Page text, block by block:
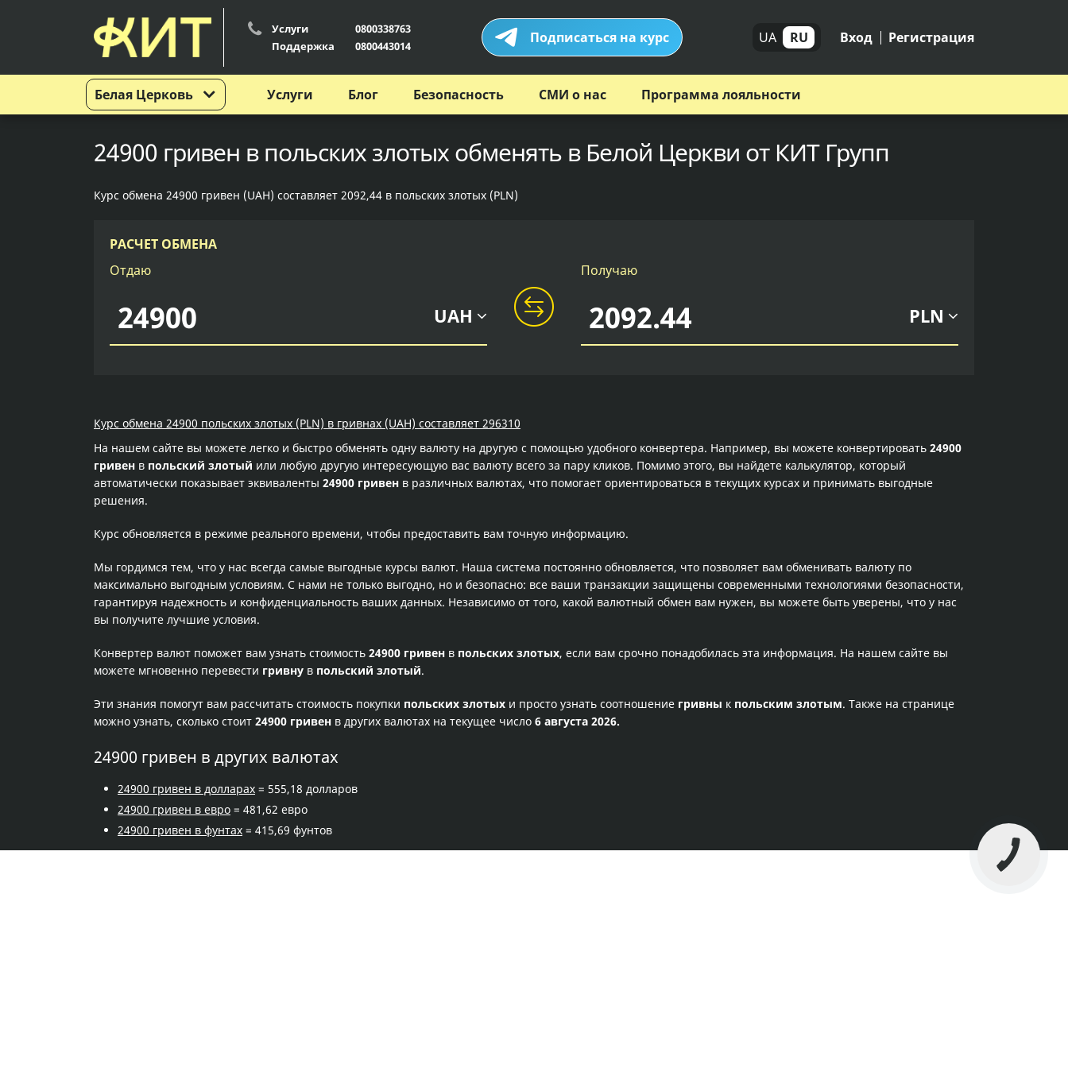
Белая Церковь
Услуги
0800338763
Поддержка
0800443014 Подписаться на курс UA RU Вход Регистрация
Услуги Блог Безопасность СМИ о нас Программа лояльности
24900 гривен в польских злотых обменять в Белой Церкви от КИТ Групп
Курс обмена 24900 гривен (UAH) составляет 2092,44 в польских злотых (PLN)
РАСЧЕТ ОБМЕНА
Отдаю
UAH
Получаю
PLN
Курс обмена 24900 польских злотых (PLN) в гривнах (UAH) составляет 296310
На нашем сайте вы можете легко и быстро обменять одну валюту на другую с помощью удобного конвертера. Например, вы можете конвертировать 24900
гривен в польский злотый или любую другую интересующую вас валюту всего за пару кликов. Помимо этого, вы найдете калькулятор, который
автоматически показывает эквиваленты 24900 гривен в различных валютах, что помогает ориентироваться в текущих курсах и принимать выгодные
решения.
Курс обновляется в режиме реального времени, чтобы предоставить вам точную информацию.
Мы гордимся тем, что у нас всегда самые выгодные курсы валют. Наша система постоянно обновляется, что позволяет вам обменивать валюту по
максимально выгодным условиям. С нами не только выгодно, но и безопасно: все ваши транзакции защищены современными технологиями безопасности,
гарантируя надежность и конфиденциальность ваших данных. Независимо от того, какой валютный обмен вам нужен, вы можете быть уверены, что у нас
вы получите лучшие условия.
Конвертер валют поможет вам узнать стоимость 24900 гривен в польских злотых, если вам срочно понадобилась эта информация. На нашем сайте вы
можете мгновенно перевести гривну в польский злотый.
Эти знания помогут вам рассчитать стоимость покупки польских злотых и просто узнать соотношение гривны к польским злотым. Также на странице
можно узнать, сколько стоит 24900 гривен в других валютах на текущее число 6 августа 2026.
24900 гривен в других валютах
24900 гривен в долларах = 555,18 долларов
24900 гривен в евро = 481,62 евро
24900 гривен в фунтах = 415,69 фунтов